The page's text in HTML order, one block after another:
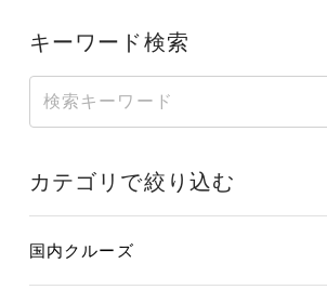
キーワード検索
カテゴリで絞り込む
国内クルーズ